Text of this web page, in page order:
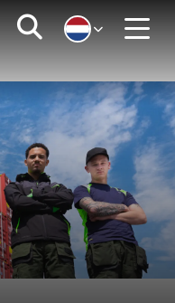
Zoeken